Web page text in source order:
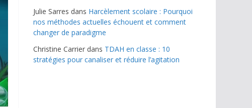
Julie Sarres dans Harcèlement scolaire : Pourquoi
nos méthodes actuelles échouent et comment
changer de paradigme
Christine Carrier dans TDAH en classe : 10
stratégies pour canaliser et réduire l’agitation